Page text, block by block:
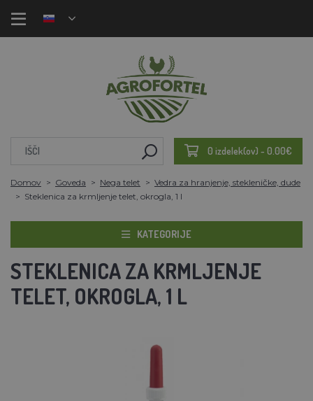
0 izdelek(ov) - 0.00€
Domov Goveda Nega telet
Vedra za hranjenje, stekleničke, dude
Steklenica za krmljenje telet, okrogla, 1 l
KATEGORIJE
STEKLENICA ZA KRMLJENJE
TELET, OKROGLA, 1 L